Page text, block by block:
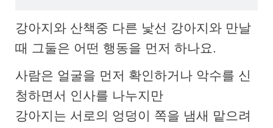
강아지와 산책중 다른 낯선 강아지와 만날
때 그둘은 어떤 행동을 먼저 하나요.
사람은 얼굴을 먼저 확인하거나 악수를 신
청하면서 인사를 나누지만
강아지는 서로의 엉덩이 쪽을 냄새 맡으려